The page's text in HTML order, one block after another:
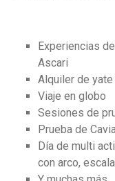
Experiencias
Ascari
Alquiler de
Viaje en globo
Sesiones de
Prueba de
Día de multi
con arco,